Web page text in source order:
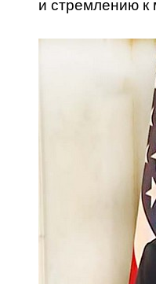
и стремлению к